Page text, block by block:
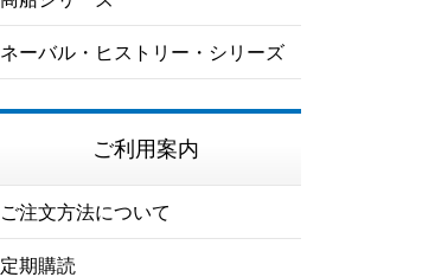
ネーバル・ヒストリー・シリーズ
ご利用案内
ご注文方法について
定期購読